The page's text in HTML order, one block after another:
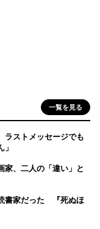
一覧を見る
ストメッセージでも
、二人の「違い」と
書家だった 『死ぬほ